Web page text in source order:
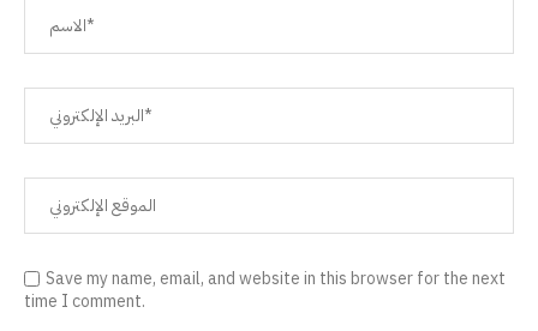
Save my name, email, and website in this browser for the next
time I comment.